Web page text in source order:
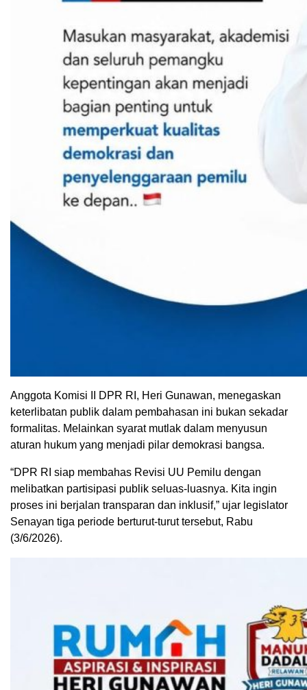
Anggota Komisi II DPR RI, Heri Gunawan, menegaskan
keterlibatan publik dalam pembahasan ini bukan sekadar
formalitas. Melainkan syarat mutlak dalam menyusun
aturan hukum yang menjadi pilar demokrasi bangsa.
“DPR RI siap membahas Revisi UU Pemilu dengan
melibatkan partisipasi publik seluas-luasnya. Kita ingin
proses ini berjalan transparan dan inklusif,” ujar legislator
Senayan tiga periode berturut-turut tersebut, Rabu
(3/6/2026).